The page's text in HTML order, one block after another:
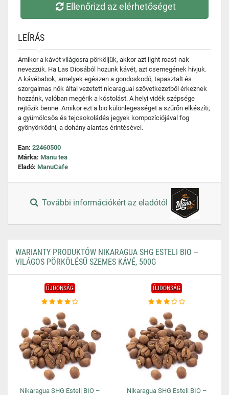
Ellenőrizd az elérhetőséget
LEÍRÁS
Amikor a kávét világosra pörköljük, akkor azt light roast-nak
nevezzük. Ha Las Diosából hozunk kávét, azt csemegének hívjuk.
A kávébabok, amelyek egészen a gondoskodó, tapasztalt és
szorgalmas nők által vezetett nicaraguai szövetkezetből érkeznek
hozzánk, valóban megérik a kóstolást. A helyi vidék szépsége
rejtőzik benne. Amikor ezt a bio különlegességet a szűrőn elkészíti,
a gyümölcsös és tejcsokoládés jegyek kompozíciójával fog
gyönyörködni, a dohány alantas érintésével.
Ean: 22460500
Márka: Manu tea
Eladó: ManuCafe
További információkért az eladótól
WARIANTY PRODUKTÓW NIKARAGUA SHG ESTELI BIO –
VILÁGOS PÖRKÖLÉSŰ SZEMES KÁVÉ, 500G
ÚJDONSÁG
Nikaragua SHG Esteli BIO –
ÚJDONSÁG
Nikaragua SHG Esteli BIO –